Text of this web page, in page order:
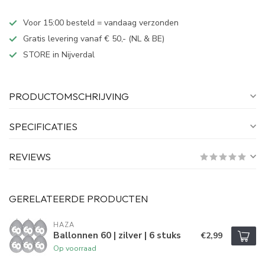
Voor 15:00 besteld = vandaag verzonden
Gratis levering vanaf € 50,- (NL & BE)
STORE in Nijverdal
PRODUCTOMSCHRIJVING
SPECIFICATIES
REVIEWS
GERELATEERDE PRODUCTEN
HAZA
Ballonnen 60 | zilver | 6 stuks
Op voorraad
€2,99